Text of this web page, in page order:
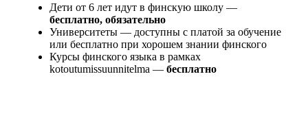
Дети от 6 лет идут в финскую школу —
бесплатно, обязательно
Университеты — доступны с платой за обучение
или бесплатно при хорошем знании финского
Курсы финского языка в рамках
kotoutumissuunnitelma — бесплатно